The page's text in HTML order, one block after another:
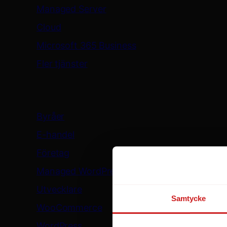
Samtycke
Managed Server
Cloud
Microsoft 365 Business
Fler tjänster
Byråer
E-handel
Företag
Managed WordPress
Utvecklare
WooCommerce